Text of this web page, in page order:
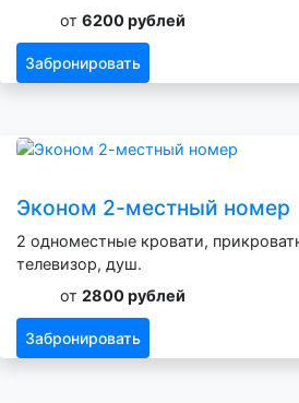
от 6200 рублей
Забронировать
Эконом 2-местный номер
2 одноместные кровати,
телевизор, душ.
от 2800 рублей
Забронировать